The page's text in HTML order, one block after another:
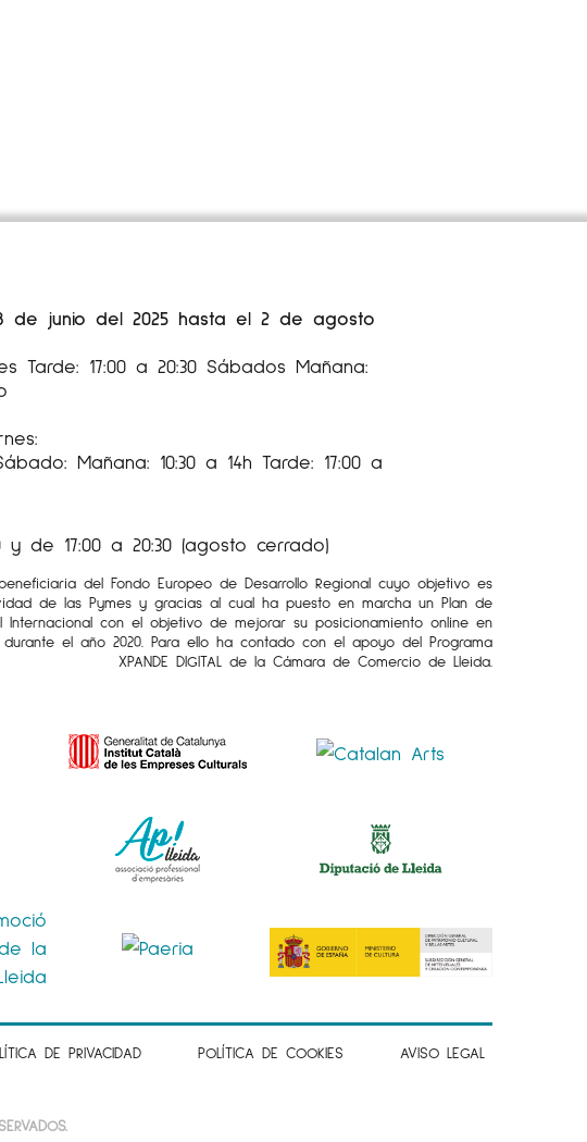
de junio del 2025 hasta el 2 de agosto
Tarde: 17:00 a 20:30 Sábados Mañana:
Mañana: 10:30 a 14h Tarde: 17:00 a
y de 17:00 a 20:30 (agosto cerrado)
del Fondo Europeo de Desarrollo Regional cuyo objetivo es
de las Pymes y gracias al cual ha puesto en marcha un Plan de
Internacional con el objetivo de mejorar su posicionamiento online en
el año 2020. Para ello ha contado con el apoyo del Programa
XPANDE DIGITAL de la Cámara de Comercio de Lleida.
DE PRIVACIDAD POLÍTICA DE COOKIES AVISO LEGAL